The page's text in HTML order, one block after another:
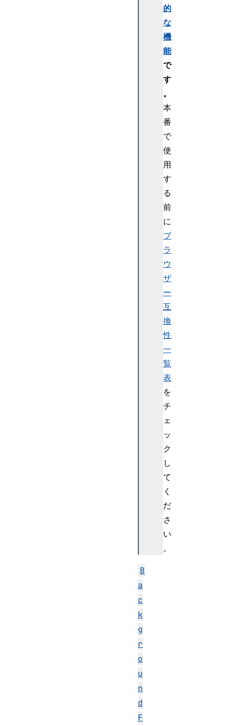
的
な
機
能
で
す
。
本
番
で
使
用
す
る
前
に
ブ
ラ
ウ
ザ
ー
互
換
性
一
覧
表
を
チ
ェ
ッ
ク
し
て
く
だ
さ
い
。
B
a
c
k
g
r
o
u
n
d
F